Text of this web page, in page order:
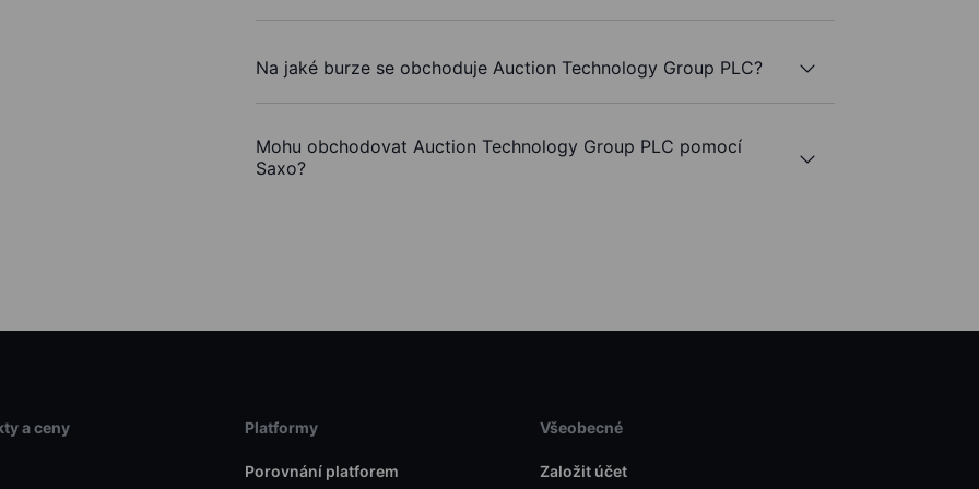
Na jaké burze se obchoduje Auction Technology Group PLC?
Mohu obchodovat Auction Technology Group PLC pomocí
Saxo?
a ceny Platformy
Porovnání platforem
Všeobecné
Založit účet